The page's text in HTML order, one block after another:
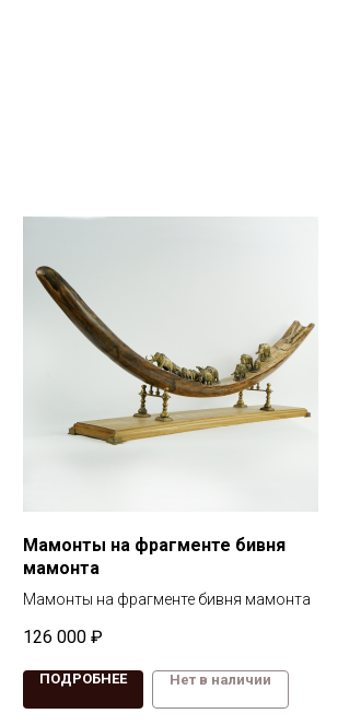
Мамонты на фрагменте бивня
мамонта
Мамонты на фрагменте бивня мамонта
126 000 ₽
ПОДРОБНЕЕ Нет в наличии